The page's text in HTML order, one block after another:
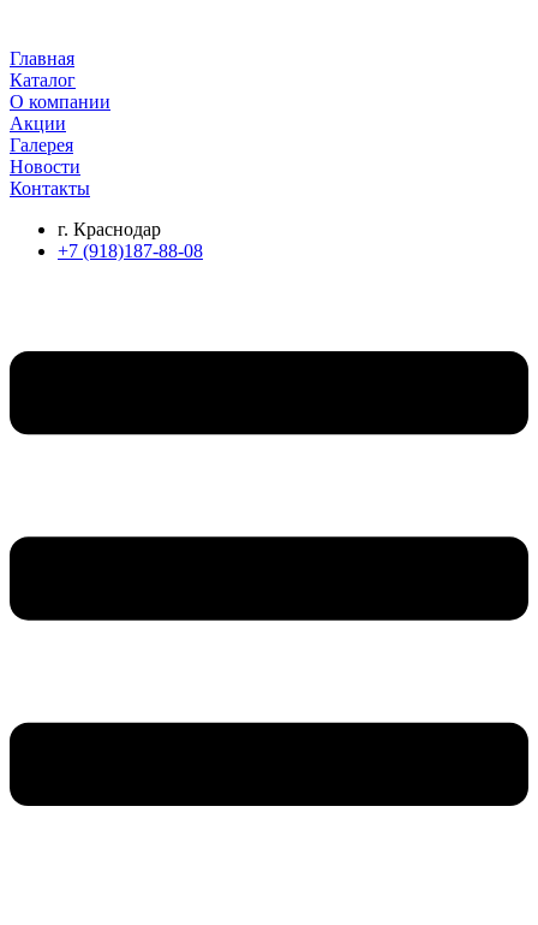
Главная
Каталог
О компании
Акции
Галерея
Новости
Контакты
г. Краснодар
+7 (918)187-88-08